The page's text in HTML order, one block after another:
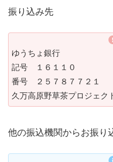
振り込み先
ゆうちょ銀行
記号 １６１１０
番号 ２５７８７７２１
久万高原野草茶プロジェク
他の振込機関からお振り